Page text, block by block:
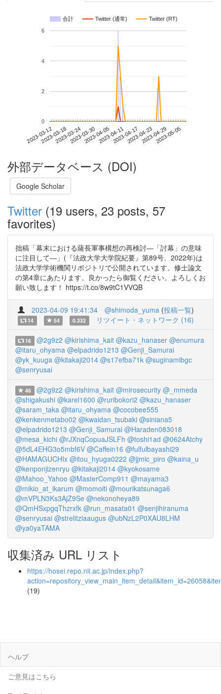
合計 Twitter (通常) Twitter (RT)
2023-03-122023-03-182023-03-242023-03-302023-04-052023-04-112023-04-172023-04-232023-04-292023-05-05
0
2
4
6
外部データベース (DOI)
Google Scholar
Twitter (19 users, 23 posts, 57
favorites)
拙稿「幕末における薩長軍事構想の再検討―「討幕」の意味
に注目して―」(『法政大学大学院紀要』第89号、2022年)は
法政大学学術機関リポジトリで公開されています。修士論文
の第4章にあたります。良かったら御覧ください。よろしくお
願い致します！ https://t.co/8w9tC1VVQB
2023-04-09 19:41:34 @shimoda_yuma (投稿一覧)
14 54 0.332 リツイート・ネットワーク (16)
16 @2g9z2 @kirishima_kait @kazu_hanaser @enumura
@itaru_ohyama @elpadrido1213 @Genji_Samurai
@yk_kuuga @kitakaji2014 @s17efba71k @suginamibgc
@senryusai
46 @2g9z2 @kirishima_kait @mirosecurity @_mmeda
@shigakushi @karel1600 @ruribokori2 @kazu_hanaser
@saram_taka @itaru_ohyama @cocobee555
@kenkenmetabo02 @kwaidan_tsubaki @siniana5
@elpadrido1213 @Genji_Samurai @Haraden083018
@mesa_kichi @rJXnqCopuaJSLFh @toshi1ad @0624Atchy
@5dL4EHG3o5mbf6V @Caffein16 @fulfulbayashi29
@HAMAGUCHIx @itou_hyuga0222 @jjmic_piro @kaina_u
@kenponjizenryu @kitakaji2014 @kyokosame
@Mahoo_Yahoo @MasterComp911 @mayama3
@mikio_at_ikarum @momoiti @mourikatsunaga6
@mVPLN3Ks3AjZ9Se @nekonoheya89
@QmHSxpgqThzrxfk @run_masata01 @senjihiranuma
@senryusai @strelitziaaugus @ubNzL2P0XAU8LHM
@ya0yaTAMA
収集済み URL リスト
https://hosei.repo.nii.ac.jp/index.php?
(19)
ヘルプ
ご意見はこちら